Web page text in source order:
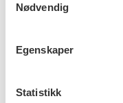
Nødvendig
Egenskaper
Statistikk